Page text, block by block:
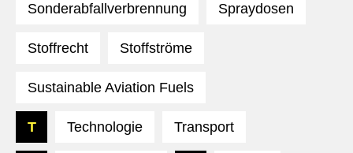
Sonderabfallverbrennung Spraydosen
Stoffrecht Stoffströme
Sustainable Aviation Fuels
T Technologie Transport